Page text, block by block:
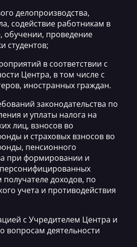
делопроизводства,
содействие работникам в
обучении, проведение
студентов;
в соответствии с
Центра, в том числе с
иностранных граждан.
законодательства по
и уплаты налога на
лиц, взносов во
и страховых взносов во
пенсионного
при формировании и
доходов, по
учета и противодействия
с Учредителем Центра и
вопросам деятельности